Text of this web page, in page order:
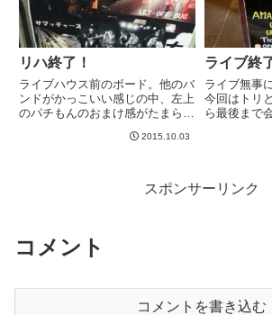
リハ終了！
ライブハウス前のボード。他のバ
ンドがかっこいい感じの中、左上
のパチもんのおまけ感がたまら
2015.10.03
ライブ終
ライブ無事
今回はトリ
ら最後まで
ンドの演奏
も良かった
ご...
スポンサーリンク
コメント
コメントを書き込む